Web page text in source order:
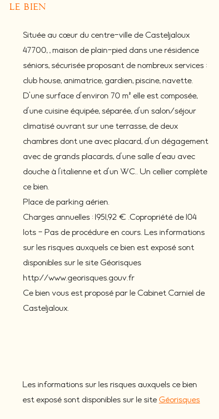
le bien
Située au cœur du centre-ville de Casteljaloux
47700, , maison de plain-pied dans une résidence
séniors, sécurisée proposant de nombreux services :
club house, animatrice, gardien, piscine, navette.
D'une surface d'environ 70 m² elle est composée,
d'une cuisine équipée, séparée, d'un salon/séjour
climatisé ouvrant sur une terrasse, de deux
chambres dont une avec placard, d'un dégagement
avec de grands placards, d'une salle d'eau avec
douche à l'italienne et d'un WC.. Un cellier complète
ce bien.
Place de parking aérien.
Charges annuelles : 1951,92 € .Copropriété de 104
lots - Pas de procédure en cours. Les informations
sur les risques auxquels ce bien est exposé sont
disponibles sur le site Géorisques
http://www.georisques.gouv.fr
Ce bien vous est proposé par le Cabinet Carniel de
Casteljaloux.
Les informations sur les risques auxquels ce bien
est exposé sont disponibles sur le site Géorisques